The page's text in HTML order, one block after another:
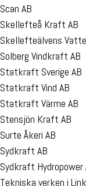
Scan AB
Skellefteå Kraft AB
Skellefteälvens
Solberg Vindkraft AB
Statkraft Sverige AB
Statkraft Vind AB
Statkraft Värme AB
Stensjön Kraft AB
Surte Åkeri AB
Sydkraft AB
Sydkraft Hydropower
Tekniska verken i